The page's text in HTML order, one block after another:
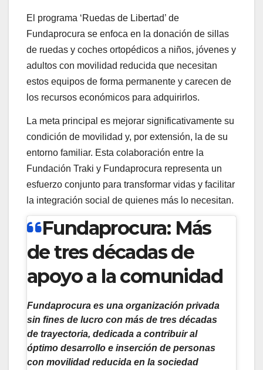
El programa ‘Ruedas de Libertad’ de
Fundaprocura se enfoca en la donación de sillas
de ruedas y coches ortopédicos a niños, jóvenes y
adultos con movilidad reducida que necesitan
estos equipos de forma permanente y carecen de
los recursos económicos para adquirirlos.
La meta principal es mejorar significativamente su
condición de movilidad y, por extensión, la de su
entorno familiar. Esta colaboración entre la
Fundación Traki y Fundaprocura representa un
esfuerzo conjunto para transformar vidas y facilitar
la integración social de quienes más lo necesitan.
Fundaprocura: Más
de tres décadas de
apoyo a la comunidad
Fundaprocura es una organización privada
sin fines de lucro con más de tres décadas
de trayectoria, dedicada a contribuir al
óptimo desarrollo e inserción de personas
con movilidad reducida en la sociedad